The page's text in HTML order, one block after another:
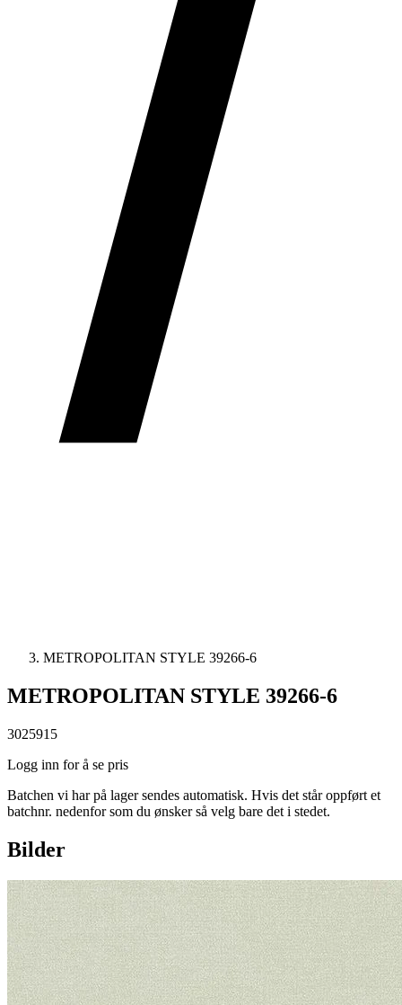
METROPOLITAN STYLE 39266-6
METROPOLITAN STYLE 39266-6
3025915
Logg inn for å se pris
Batchen vi har på lager sendes automatisk. Hvis det står oppført et
batchnr. nedenfor som du ønsker så velg bare det i stedet.
Bilder